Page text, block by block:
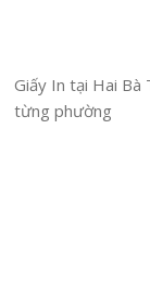
Giấy In tại Hai Bà
từng phường